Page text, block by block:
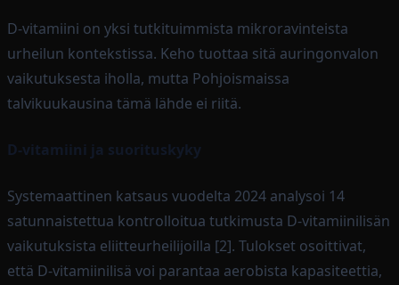
D-vitamiini on yksi tutkituimmista mikroravinteista
urheilun kontekstissa. Keho tuottaa sitä auringonvalon
vaikutuksesta iholla, mutta Pohjoismaissa
talvikuukausina tämä lähde ei riitä.
D-vitamiini ja suorituskyky
Systemaattinen katsaus vuodelta 2024 analysoi 14
satunnaistettua kontrolloitua tutkimusta D-vitamiinilisän
vaikutuksista eliitteurheilijoilla [2]. Tulokset osoittivat,
että D-vitamiinilisä voi parantaa aerobista kapasiteettia,